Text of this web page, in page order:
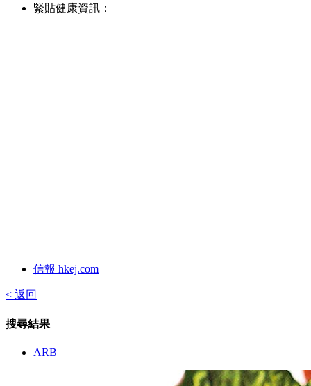
緊貼健康資訊：
信報 hkej.com
< 返回
搜尋結果
ARB